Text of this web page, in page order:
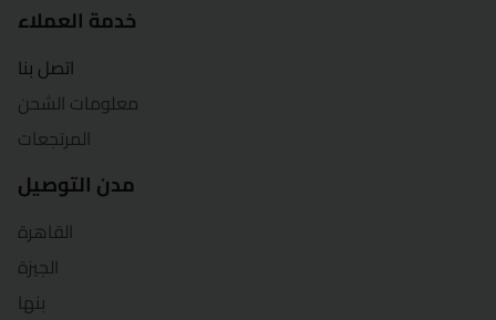
خدمة العملاء
اتصل بنا
معلومات الشحن
المرتجعات
مدن التوصيل
القاهرة
الجيزة
بنها